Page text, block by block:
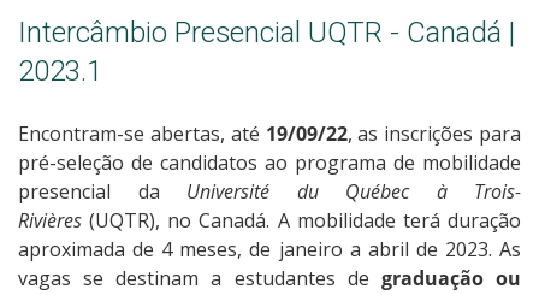
Intercâmbio Presencial UQTR - Canadá |
2023.1
Encontram-se abertas, até 19/09/22, as inscrições para
pré-seleção de candidatos ao programa de mobilidade
presencial da Université du Québec à Trois-
Rivières (UQTR), no Canadá. A mobilidade terá duração
aproximada de 4 meses, de janeiro a abril de 2023. As
vagas se destinam a estudantes de graduação ou